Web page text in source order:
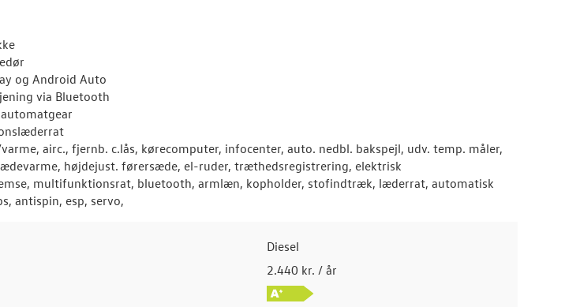
og Android Auto
via Bluetooth
automatgear
airc., fjernb. c.lås, kørecomputer, infocenter, auto. nedbl. bakspejl, udv. temp. måler,
højdejust. førersæde, el-ruder, træthedsregistrering, elektrisk
multifunktionsrat, bluetooth, armlæn, kopholder, stofindtræk, læderrat, automatisk
antispin, esp, servo,
Diesel
2.440 kr. / år